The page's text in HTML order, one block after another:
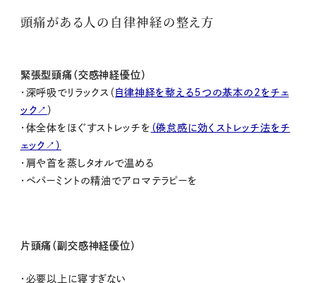
頭痛がある人の自律神経の整え方
緊張型頭痛（交感神経優位）
・深呼吸でリラックス （ 自律神経を整える５つの基本の2をチェ
ック↗ ）
・体全体をほぐすストレッチを （倦怠感に効くストレッチ法をチ
ェック↗）
・肩や首を蒸しタオルで温める
・ペパーミントの精油でアロマテラピーを
片頭痛（副交感神経優位）
・必要以上に寝すぎない